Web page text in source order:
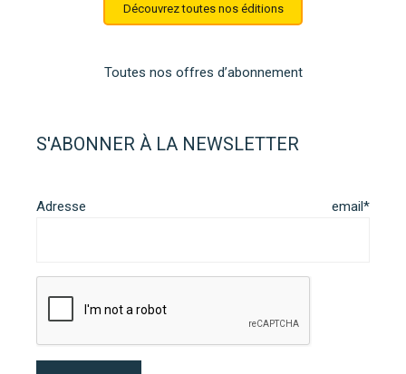
Découvrez toutes nos éditions
Toutes nos offres d’abonnement
S'ABONNER À LA NEWSLETTER
Adresse email*